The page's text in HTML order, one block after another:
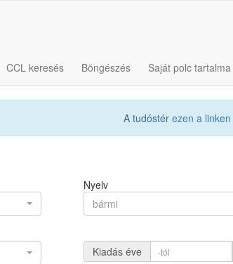
CCL keresés Böngészés Saját polc tartalma
A tudóstér ezen a linken
Nyelv
bármi
Kiadás éve